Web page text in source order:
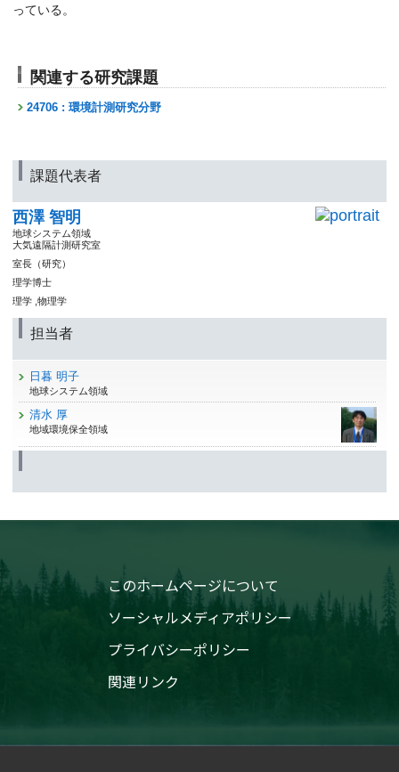
っている。
関連する研究課題
24706 : 環境計測研究分野
課題代表者
西澤 智明
地球システム領域
大気遠隔計測研究室
室長（研究）
理学博士
理学 ,物理学
担当者
日暮 明子
地球システム領域
清水 厚
地域環境保全領域
このホームページについて
ソーシャルメディアポリシー
プライバシーポリシー
関連リンク